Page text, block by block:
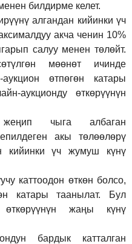
билдирме келет.
алгандан кийинки үч
акча ченин 10%
салуу менен төлөйт.
мөөнөт ичинде
өтпөгөн катары
аукционду өткөрүүнүн
жеңип чыга албаган
акы төлөөлөрү
кийинки үч жумуш күнү
каттоодон өткөн болсо,
катары таанылат.
Бул
өткөрүүнүн жаңы күнү
бардык катталган